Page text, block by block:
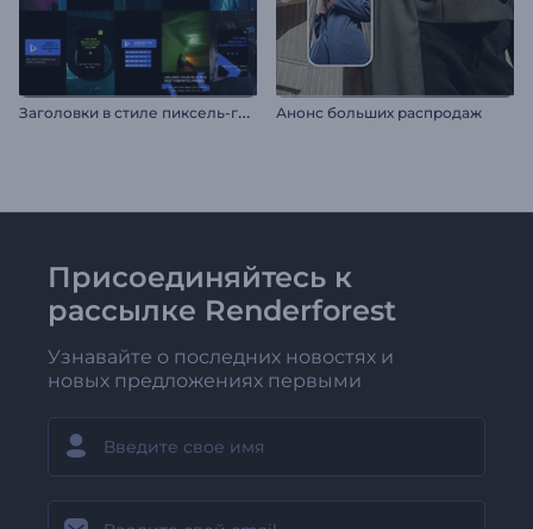
З
аголовки в стиле пиксель-глитч Анонс больших распродаж
Присоединяйтесь к
рассылке Renderforest
Узнавайте о последних новостях и
новых предложениях первыми